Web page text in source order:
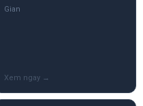
Gian